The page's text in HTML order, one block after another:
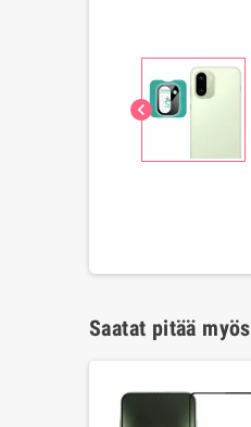
chevron_left
Saatat pitää myös